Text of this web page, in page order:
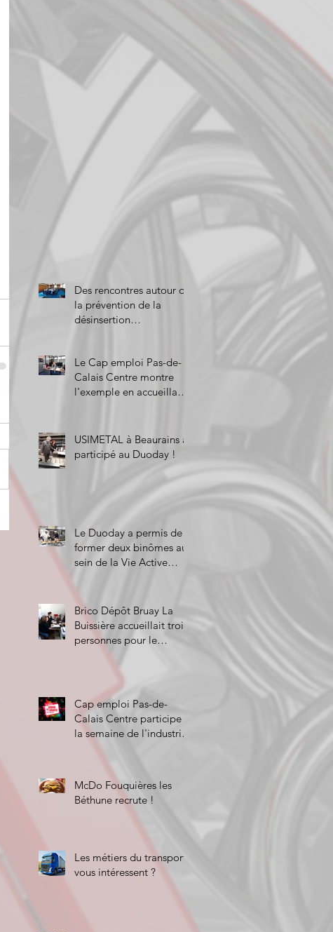
Des rencontres autour de
la prévention de la
désinsertion
Le Cap emploi Pas-de-
Calais Centre montre
l'exemple en accueillant
USIMETAL à Beaurains a
participé au Duoday !
Le Duoday a permis de
former deux binômes au
sein de la Vie Active
Brico Dépôt Bruay La
Buissière accueillait trois
personnes pour le
Cap emploi Pas-de-
Calais Centre participe à
la semaine de l'industrie
McDo Fouquières les
Béthune recrute !
Les métiers du transport
vous intéressent ?